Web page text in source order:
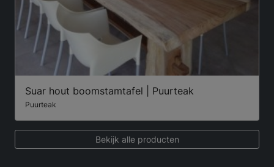
Suar hout boomstamtafel | Puurteak
Puurteak
Bekijk alle producten